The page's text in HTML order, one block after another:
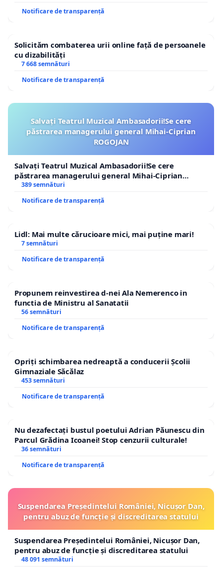
Notificare de transparență
Solicităm combaterea urii online față de persoanele
cu dizabilități
7 668 semnături
Notificare de transparență
Salvați Teatrul Muzical Ambasadorii!Se cere
păstrarea managerului general Mihai-Ciprian
ROGOJAN
Salvați Teatrul Muzical Ambasadorii!Se cere
păstrarea managerului general Mihai-Ciprian
ROGOJAN
389 semnături
Notificare de transparență
Lidl: Mai multe cărucioare mici, mai puține mari!
7 semnături
Notificare de transparență
Propunem reinvestirea d-nei Ala Nemerenco in
functia de Ministru al Sanatatii
56 semnături
Notificare de transparență
Opriți schimbarea nedreaptă a conducerii Școlii
Gimnaziale Săcălaz
453 semnături
Notificare de transparență
Nu dezafectați bustul poetului Adrian Păunescu din
Parcul Grădina Icoanei! Stop cenzurii culturale!
36 semnături
Notificare de transparență
Suspendarea Președintelui României, Nicușor Dan,
pentru abuz de funcție și discreditarea statului
Suspendarea Președintelui României, Nicușor Dan,
pentru abuz de funcție și discreditarea statului
48 091 semnături